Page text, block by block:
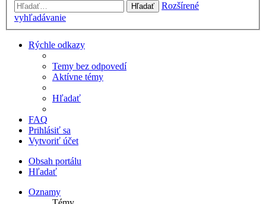
Hľadať
Rozšírené
vyhľadávanie
Rýchle odkazy
Temy bez odpovedí
Aktívne témy
Hľadať
FAQ
Prihlásiť sa
Vytvoriť účet
Obsah portálu
Hľadať
Oznamy